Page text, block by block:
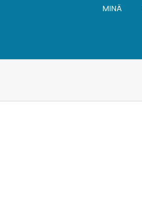
MINÄ